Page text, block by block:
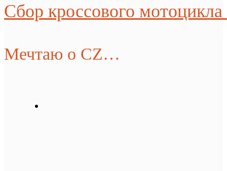
Сбор кроссового мотоцикла
Мечтаю о CZ…